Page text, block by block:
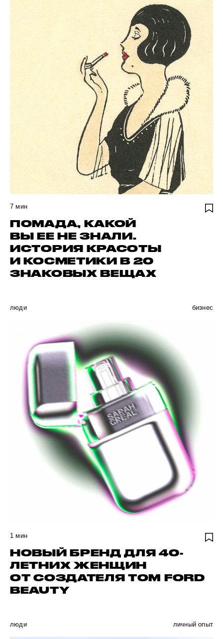
7 мин
ПОМАДА, КАКОЙ
ВЫ ЕЕ НЕ ЗНАЛИ.
ИСТОРИЯ КРАСОТЫ
И КОСМЕТИКИ В 20
ЗНАКОВЫХ ВЕЩАХ
люди бизнес
1 мин
НОВЫЙ БРЕНД ДЛЯ 40-
ЛЕТНИХ ЖЕНЩИН
ОТ СОЗДАТЕЛЯ TOM FORD
BEAUTY
люди личный опыт